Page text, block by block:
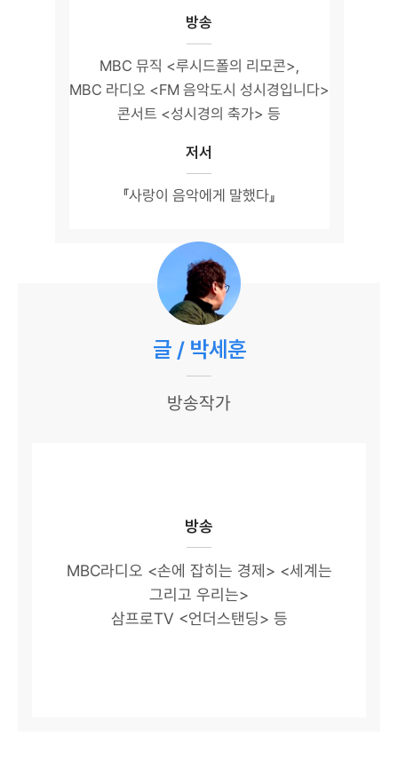
방송
MBC 뮤직 <루시드폴의 리모콘>,
MBC 라디오 <FM 음악도시 성시경입니다>
콘서트 <성시경의 축가> 등
저서
『사랑이 음악에게 말했다』
글 / 박세훈
방송작가
방송
MBC라디오 <손에 잡히는 경제> <세계는
그리고 우리는>
삼프로TV <언더스탠딩> 등